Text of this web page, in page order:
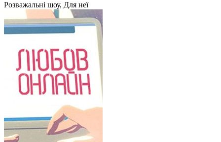
Розважальні шоу, Для неї